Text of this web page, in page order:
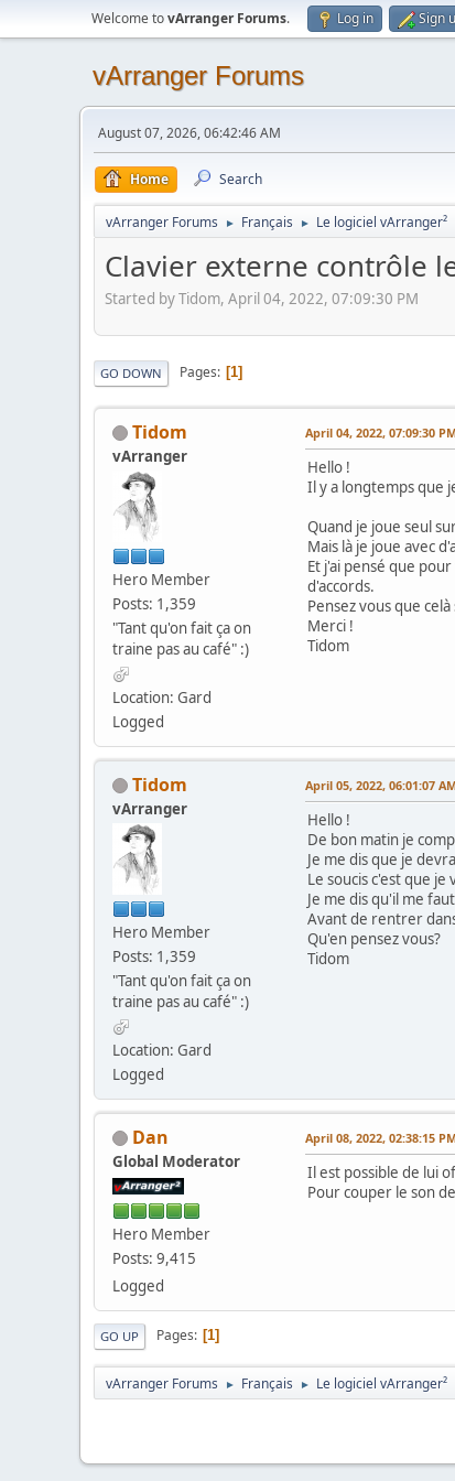
Welcome tovArranger Forums. Log in Sign
vArranger Forums
August 07, 2026, 06:42:46 AM
Home Search
vArranger Forums ► Français ► Le logiciel vArranger²
Clavier externe contrôle
Started by Tidom, April 04, 2022, 07:09:30 PM
GO DOWN Pages 1
Tidom
vArranger
Hero Member
Posts: 1,359
"Tant qu'on fait ça on
traine pas au café" :)
Location: Gard
Logged
April 04, 2022, 07:09:30
Hello !
Il y a longtemps que
Quand je joue seul
Mais là je joue avec
Et j'ai pensé que
d'accords.
Pensez vous que
Merci !
Tidom
Tidom
vArranger
Hero Member
Posts: 1,359
"Tant qu'on fait ça on
traine pas au café" :)
Location: Gard
Logged
April 05, 2022, 06:01:07
Hello !
De bon matin je
Je me dis que je
Le soucis c'est que
Je me dis qu'il me
Avant de rentrer
Qu'en pensez vous?
Tidom
Dan
Global Moderator
Hero Member
Posts: 9,415
Logged
April 08, 2022, 02:38:15
Il est possible de lui
Pour couper le son
GO UP Pages 1
vArranger Forums ► Français ► Le logiciel vArranger²